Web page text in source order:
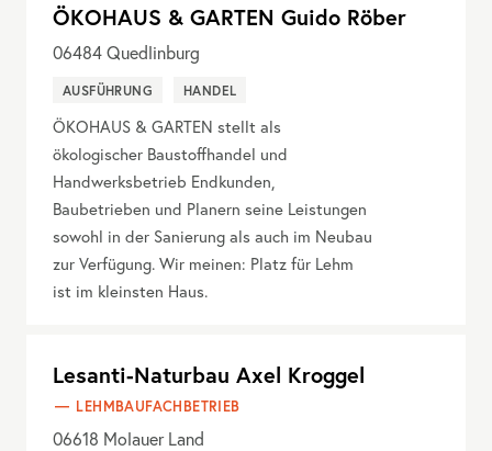
ÖKOHAUS & GARTEN Guido Röber
06484Quedlinburg
AUSFÜHRUNG HANDEL
ÖKOHAUS & GARTEN stellt als
ökologischer Baustoffhandel und
Handwerksbetrieb Endkunden,
Baubetrieben und Planern seine Leistungen
sowohl in der Sanierung als auch im Neubau
zur Verfügung. Wir meinen: Platz für Lehm
ist im kleinsten Haus.
Lesanti-Naturbau Axel Kroggel
LEHMBAUFACHBETRIEB
06618 Molauer Land